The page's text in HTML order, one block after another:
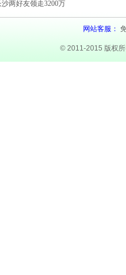
两好友领走3200万
网站客服：
© 2011-2015 版权